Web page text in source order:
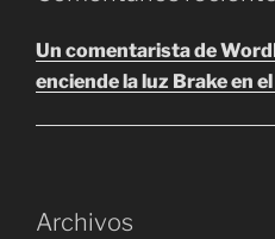
Un comentarista de
enciende la luz Brake en
Archivos